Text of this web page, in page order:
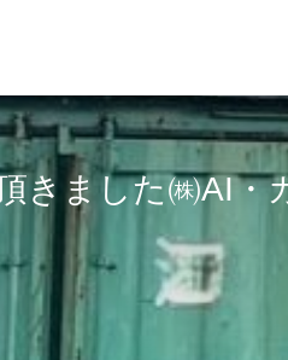
きました㈱AI・